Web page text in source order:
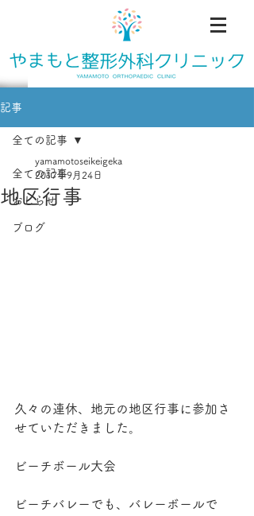
記事
全ての記事
おしらせ
ブログ
全ての記事
地区行事
yamamotoseikeigeka
2017年9月24日
久々の連休、地元の地区行事に参加さ
せていただきました。
ビーチボール大会
ビーチバレーでも、バレーボールで